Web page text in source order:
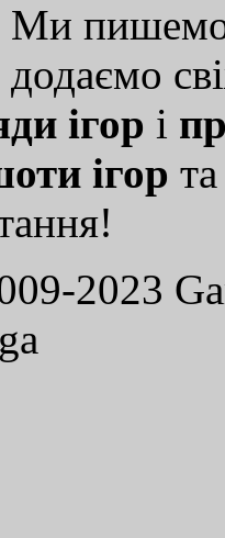
Ми
ігор і
ігор
2023